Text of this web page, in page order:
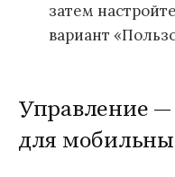
затем
вариант
Управление —
для